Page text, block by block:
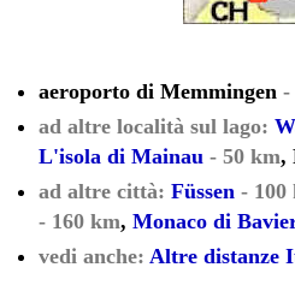
aeroporto di Memmingen -
ad altre località sul lago:
L'isola di Mainau - 50 km,
ad altre città: Füssen - 100
- 160 km, Monaco di
vedi anche: Altre distanze